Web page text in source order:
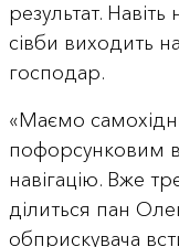
результат. Навіть
сівби виходить
господар.
«Маємо
пофорсунковим
навігацію. Вже
ділиться пан
обприскувача